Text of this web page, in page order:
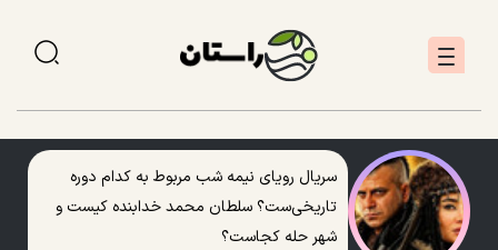
سریال رویای نیمه شب مربوط به کدام دوره
تاریخی‌ست؟ سلطان محمد خدابنده کیست و
شهر حله کجاست؟